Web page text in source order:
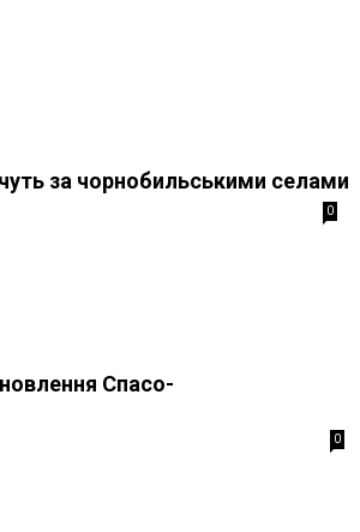
за чорнобильськими селами
0
Спасо-
0